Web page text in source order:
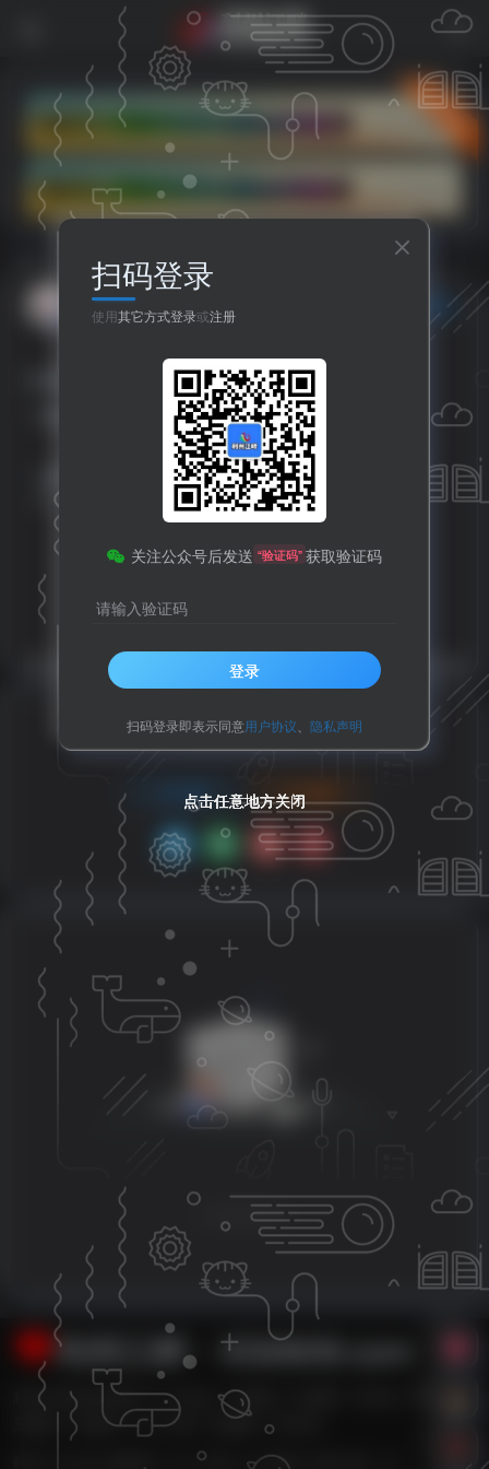
立即入驻
社区 利州商业专区 房产信息
广元小哥
6个月前发布 18次阅读
联系请说：在利州江畔网看见信息。
【www.xg0839.com】
加装电梯，5楼，145平米，三室双卫，精装，家具家电齐
全，1300/月，15328588831，
评分
分享
请登录后发表评论
登录 注册
没有回复内容
利州江畔・XG0839.com
利州江畔主要内容有【广元论坛,广元新闻,广元消费,广元车友,广元婚嫁,广
元数码,广元租房,广元二手房,广元团购,广元打折】
耗时 0.413 秒 | 数据库 17 次 | 内存 14.78 MB | 在线人数：2人
点击任意地方关闭
点击任意地方关闭
点击任意地方关闭
点击任意地方关闭
扫码登录
使用其它方式登录或注册
关注公众号后发送 “验证码” 获取验证码
请输入验证码
登录
扫码登录即表示同意用户协议 隐私声明